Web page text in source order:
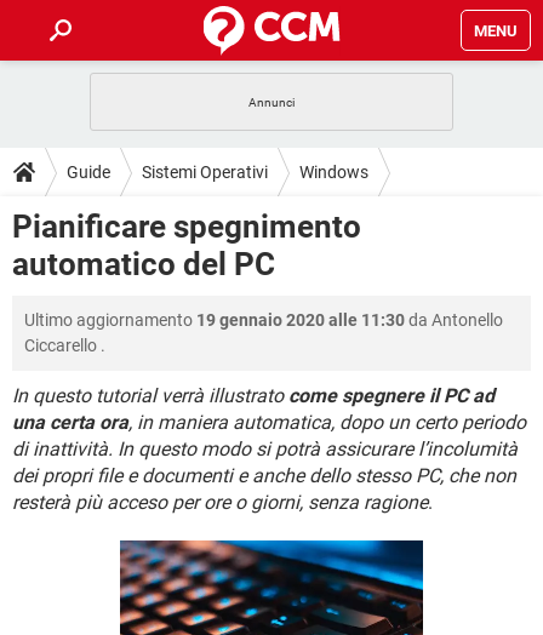
MENU
INTRATTENIMENTO ANDROID
iOS WINDOWS 10
INSTAGRAM
HARDWARE
GUIDE
COVID-19
INTRATTENIMENTO ANDROID
INSTAGRAM WHATSAPP
HARDWARE
DOWNLOAD
COVID-19
iOS
INSTAGRAM
TIKTOK FACEBOOK
HARDWARE
FORUM
COVID-19 GAMING
iOS WINDOWS 10
INSTAGRAM WHATSAPP
TIKTOK FACEBOOK
GLOSSARIO
COVID-19
INTRATTENIMENTO ANDROID
iOS WINDOWS 10
INSTAGRAM WHATSAPP
FACEBOOK
Guide Sistemi Operativi Windows
Pianificare spegnimento
automatico del PC
Ultimo aggiornamento 19 gennaio 2020 alle 11:30da Antonello
Ciccarello .
In questo tutorial verrà illustrato come spegnere il PC ad
una certa ora, in maniera automatica, dopo un certo periodo
di inattività. In questo modo si potrà assicurare l’incolumità
dei propri file e documenti e anche dello stesso PC, che non
resterà più acceso per ore o giorni, senza ragione.